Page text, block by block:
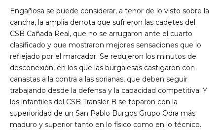
Engañosa se puede considerar, a tenor de lo visto sobre la
cancha, la amplia derrota que sufrieron las cadetes del
CSB Cañada Real, que no se arrugaron ante el cuarto
clasificado y que mostraron mejores sensaciones que lo
reflejado por el marcador. Se redujeron los minutos de
desconexión, en los que las burgalesas castigaron con
canastas a la contra a las sorianas, que deben seguir
trabajando desde la defensa y la capacidad competitiva. Y
los infantiles del CSB Transler B se toparon con la
superioridad de un San Pablo Burgos Grupo Odra más
maduro y superior tanto en lo físico como en lo técnico.